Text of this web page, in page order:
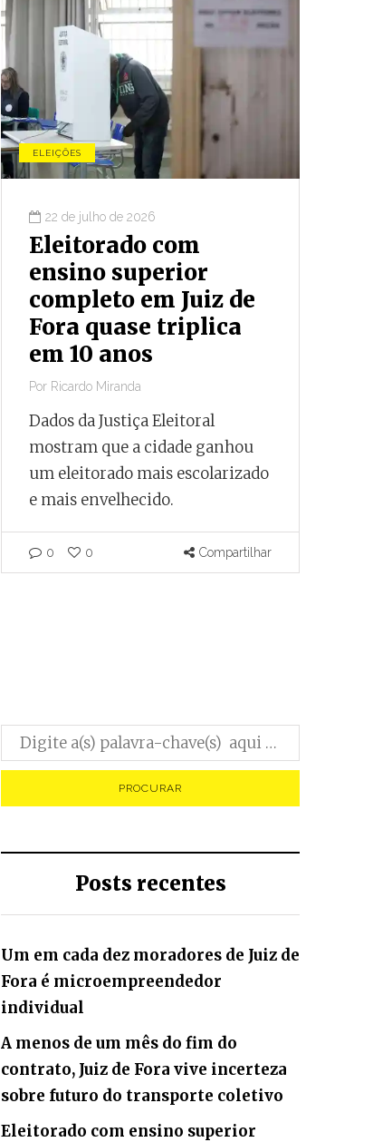
ELEIÇÕES
22 de julho de 2026
Eleitorado com
ensino superior
completo em Juiz de
Fora quase triplica
em 10 anos
Por Ricardo Miranda
Dados da Justiça Eleitoral
mostram que a cidade ganhou
um eleitorado mais escolarizado
e mais envelhecido.
0 0 Compartilhar
Posts recentes
Um em cada dez moradores de Juiz de
Fora é microempreendedor
individual
A menos de um mês do fim do
contrato, Juiz de Fora vive incerteza
sobre futuro do transporte coletivo
Eleitorado com ensino superior